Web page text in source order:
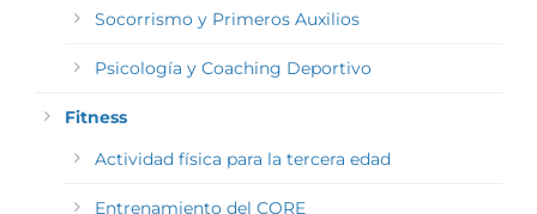
Socorrismo y Primeros Auxilios
Psicología y Coaching Deportivo
Fitness
Actividad física para la tercera edad
Entrenamiento del CORE